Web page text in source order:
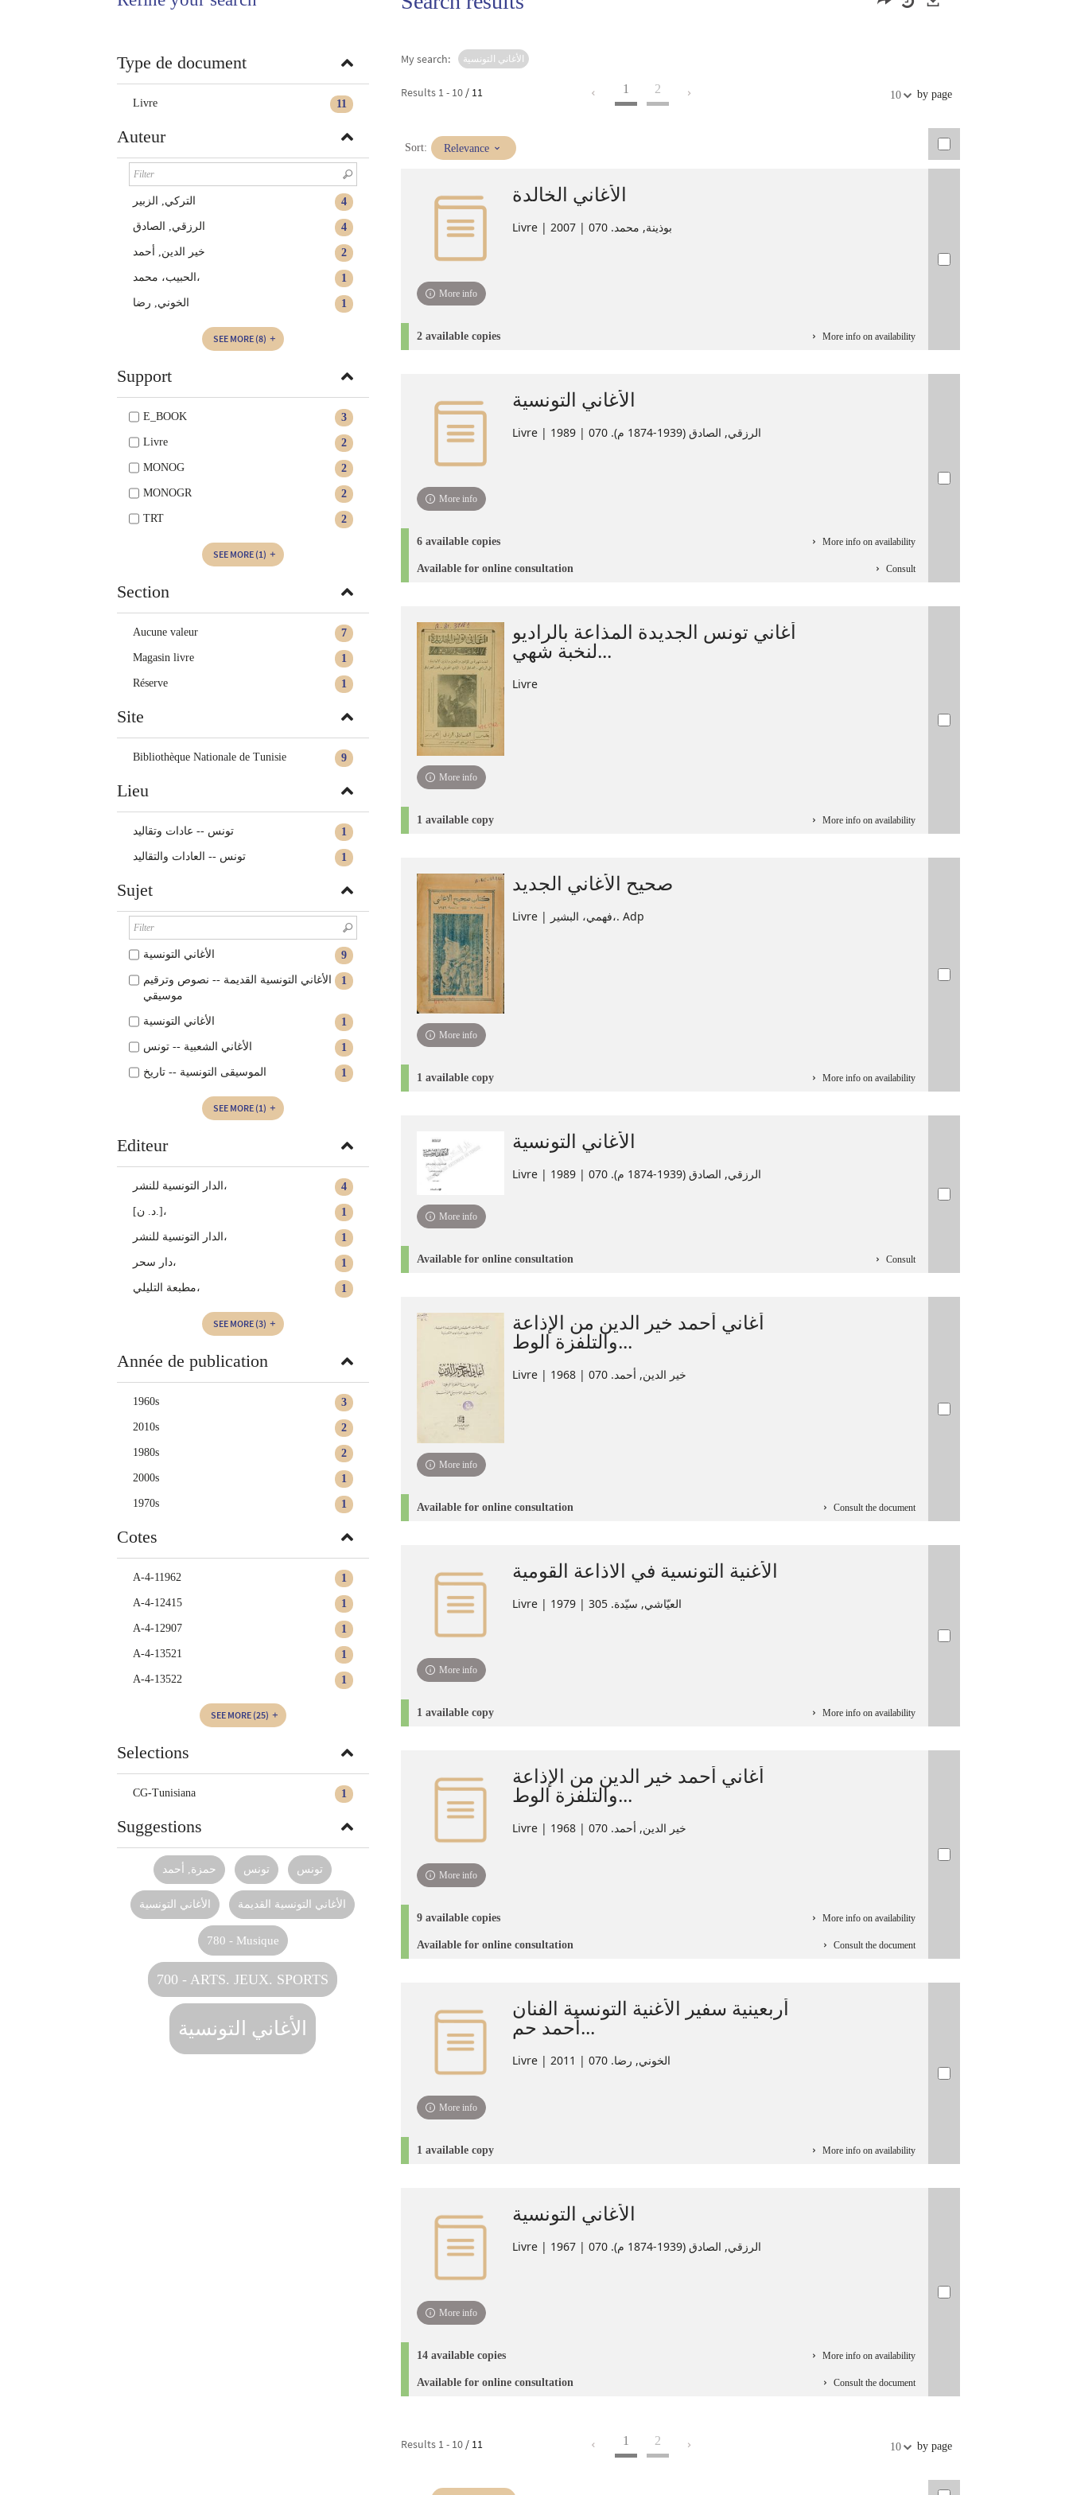
My search: الأغاني التونسية
Results 1 - 10 / 11 1 2 10 by page
Sort:(Immediate
update)
Relevance
الأغاني الخالدة
Livre | بوذينة, محمد. 070 | 2007
More info
2 available copies More info on availability
الأغاني التونسية
Livre | الرزقي, الصادق‏ (‏1874-1939 م). 070 | 1989
More info
6 available copies More info on availability
Available for online consultation Consult
أغاني تونس الجديدة المذاعة بالراديو
لنخبة شهي...
Livre
More info
1 available copy More info on availability
صحيح الأغاني الجديد
Livre | فهمي، البشير،. Adp
More info
1 available copy More info on availability
الأغاني التونسية
Livre | الرزقي, الصادق‏ (‏1874-1939 م). 070 | 1989
More info
Available for online consultation Consult
أغاني أحمد خير الدين من الإذاعة
والتلفزة الوط...
Livre | خير الدين, أحمد. 070 | 1968
More info
Available for online consultation Consult the document
الأغنية التونسية في الاذاعة القومية‏‏
Livre | العيّاشي‏, ‏سيّدة‏. ‏305 | 1979
More info
1 available copy More info on availability
أغاني أحمد خير الدين من الإذاعة
والتلفزة الوط...
Livre | خير الدين, أحمد. 070 | 1968
More info
9 available copies More info on availability
Available for online consultation Consult the document
أربعينية سفير الأغنية التونسية الفنان
أحمد حم...
Livre | الخوني, رضا. 070 | 2011
More info
1 available copy More info on availability
الأغاني التونسية
Livre | الرزقي, الصادق‏ (‏1874-1939 م). ‏070 | 1967
More info
14 available copies More info on availability
Available for online consultation Consult the document
Results 1 - 10 / 11 1 2 10 by page
Type de document
11
Livre
Auteur
4 التركي, الزبير‏
4 الرزقي, الصادق‏
2 خير الدين, أحمد
1 الحبيب، محمد،
1 الخوني, رضا
SEE MORE (8)
Support
3
E_BOOK
2
Livre
2
MONOG
2
MONOGR
2
TRT
SEE MORE (1)
Section
7
Aucune valeur
1
Magasin livre
1
Réserve
Site
9
Bibliothèque Nationale de Tunisie
Lieu
1 تونس -- عادات وتقاليد
1 تونس‏ -- ‏العادات والتقاليد
Sujet
9 الأغاني التونسية
1
الأغاني التونسية القديمة -- نصوص وترقيم
موسيقي
1 الأغاني التونسية‏
1 الأغاني الشعبية‏ -- ‏تونس‏
1 الموسيقى التونسية -- تاريخ
SEE MORE (1)
Editeur
4 الدار التونسية للنشر،
1 [د. ن.]،
1 الدار التونسية للنشر‏،
1 دار سحر،
1 مطبعة التليلي،
SEE MORE (3)
Année de publication
3
1960s
2
2010s
2
1980s
1
2000s
1
1970s
Cotes
1
A-4-11962
1
A-4-12415
1
A-4-12907
1
A-4-13521
1
A-4-13522
SEE MORE (25)
Selections
1
CG-Tunisiana
Suggestions
حمزة, أحمد تونس‏ تونس
الأغاني التونسية‏ الأغاني التونسية القديمة
780 - Musique
700 - ARTS. JEUX. SPORTS
الأغاني التونسية